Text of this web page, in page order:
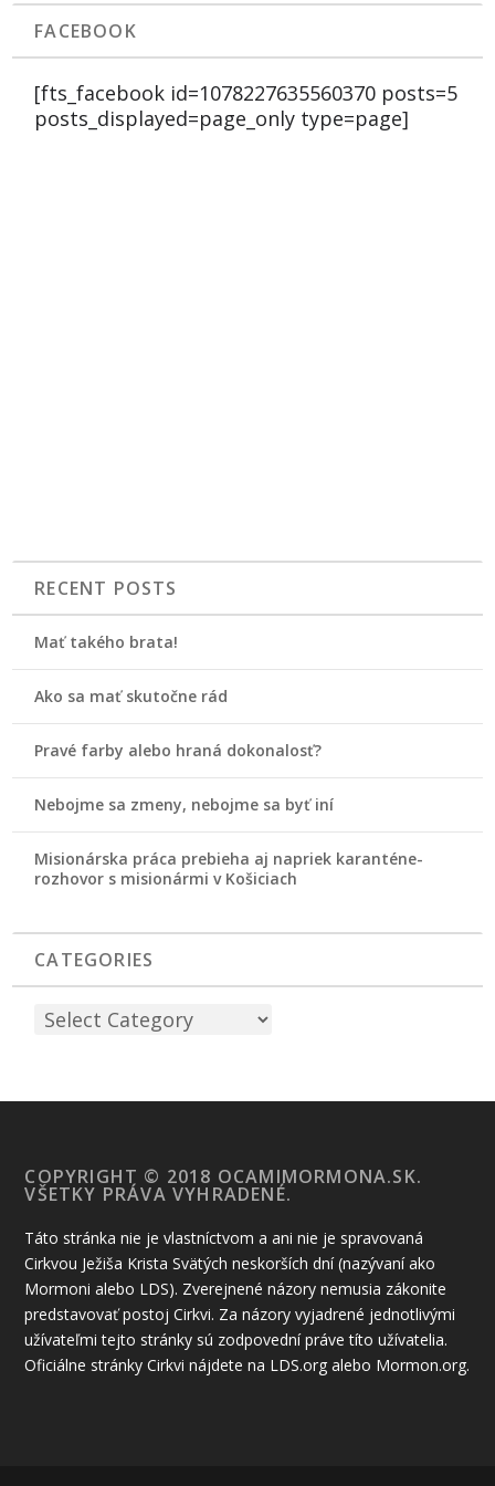
FACEBOOK
[fts_facebook id=1078227635560370 posts=5
posts_displayed=page_only type=page]
RECENT POSTS
Mať takého brata!
Ako sa mať skutočne rád
Pravé farby alebo hraná dokonalosť?
Nebojme sa zmeny, nebojme sa byť iní
Misionárska práca prebieha aj napriek karanténe-
rozhovor s misionármi v Košiciach
CATEGORIES
COPYRIGHT © 2018 OCAMIMORMONA.SK.
VŠETKY PRÁVA VYHRADENÉ.
Táto stránka nie je vlastníctvom a ani nie je spravovaná
Cirkvou Ježiša Krista Svätých neskorších dní (nazývaní ako
Mormoni alebo LDS). Zverejnené názory nemusia zákonite
predstavovať postoj Cirkvi. Za názory vyjadrené jednotlivými
užívateľmi tejto stránky sú zodpovední práve títo užívatelia.
Oficiálne stránky Cirkvi nájdete na LDS.org alebo Mormon.org.